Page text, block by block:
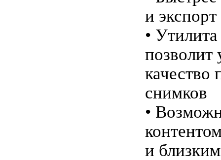
и
•
позволит
качество
снимков
•
и